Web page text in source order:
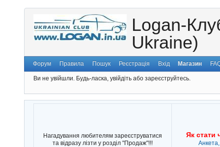
Logan-
Ukraine)
Форум Правила Пошук Реєстрація Вхід Магазин
Ви не увійшли. Будь-ласка, увійдіть або зареєструйтесь.
Нагадування любителям зареєструватися
та відразу лізти у розділ "Продаж"!!!
Як стати